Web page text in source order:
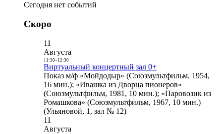
Сегодня нет событий
Скоро
11
Августа
11:30- 12:30
Виртуальный концертный зал 0+
Показ м/ф «Мойдодыр» (Союзмультфильм, 1954,
16 мин.); «Ивашка из Дворца пионеров»
(Союзмультфильм, 1981, 10 мин.); «Паровозик из
Ромашкова» (Союзмультфильм, 1967, 10 мин.)
(Ульяновой, 1, зал № 12)
11
Августа